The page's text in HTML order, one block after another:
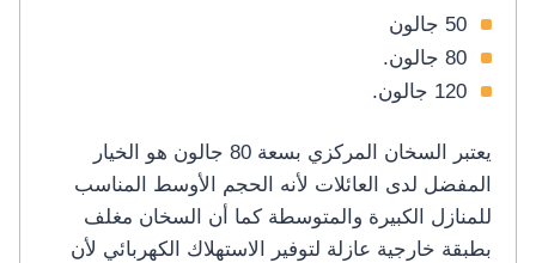
50 جالون
80 جالون.
120 جالون.
يعتبر السخان المركزي بسعة 80 جالون هو الخيار
المفضل لدى العائلات لأنه الحجم الأوسط المناسب
للمنازل الكبيرة والمتوسطة كما أن السخان مغلف
بطبقة خارجية عازلة لتوفير الاستهلاك الكهربائي لأن